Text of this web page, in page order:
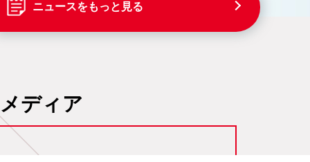
ニュースをもっと見る
メディア